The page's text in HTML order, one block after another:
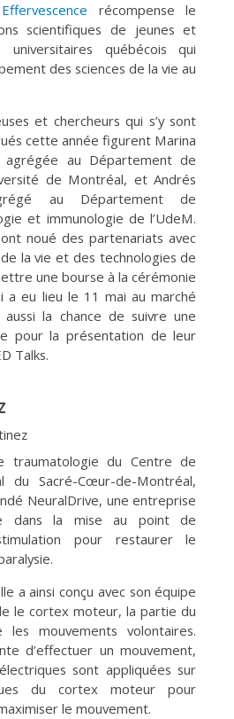
récompense le
scientifiques de jeunes et
universitaires québécois qui
des sciences de la vie au
et chercheurs qui s’y sont
cette année figurent Marina
agrégée au Département de
de Montréal, et Andrés
au Département de
et immunologie de l’UdeM.
noué des partenariats avec
la vie et des technologies de
une bourse à la cérémonie
a eu lieu le 11 mai au marché
la chance de suivre une
pour la présentation de leur
Talks.
traumatologie du Centre de
du Sacré-Cœur-de-Montréal,
NeuralDrive, une entreprise
dans la mise au point de
pour restaurer le
a ainsi conçu avec son équipe
le cortex moteur, la partie du
mouvements volontaires.
d’effectuer un mouvement,
sont appliquées sur
du cortex moteur pour
le mouvement.